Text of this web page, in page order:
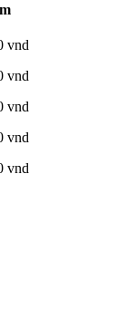
vnd
vnd
vnd
vnd
vnd